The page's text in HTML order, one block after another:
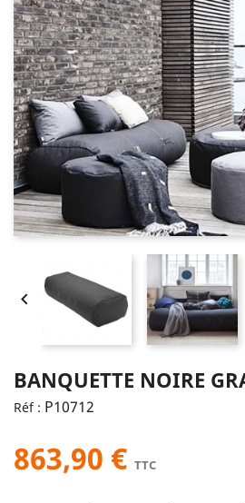

BANQUETTE NOIRE
Réf : P10712
863,90 € TTC